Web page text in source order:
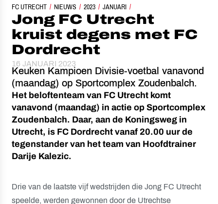
FC UTRECHT NIEUWS 2023 JANUARI
JONG FC UTRECHT KRUIST DEGENS MET FC DORDRECHT
Jong FC Utrecht
kruist degens met FC
Dordrecht
16 JANUARI 2023
Keuken Kampioen Divisie-voetbal vanavond
(maandag) op Sportcomplex Zoudenbalch.
Het beloftenteam van FC Utrecht komt
vanavond (maandag) in actie op Sportcomplex
Zoudenbalch. Daar, aan de Koningsweg in
Utrecht, is FC Dordrecht vanaf 20.00 uur de
tegenstander van het team van Hoofdtrainer
Darije Kalezic.
Drie van de laatste vijf wedstrijden die Jong FC Utrecht
speelde, werden gewonnen door de Utrechtse